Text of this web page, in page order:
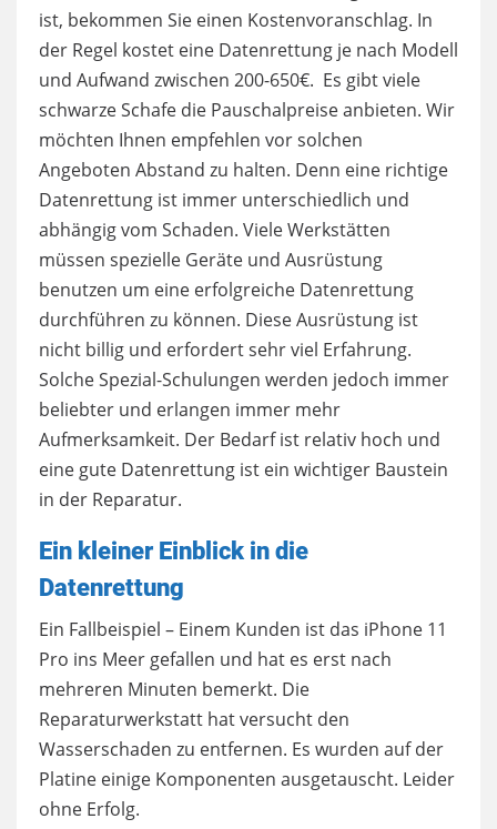
ist, bekommen Sie einen Kostenvoranschlag. In
der Regel kostet eine Datenrettung je nach Modell
und Aufwand zwischen 200-650€. Es gibt viele
schwarze Schafe die Pauschalpreise anbieten. Wir
möchten Ihnen empfehlen vor solchen
Angeboten Abstand zu halten. Denn eine richtige
Datenrettung ist immer unterschiedlich und
abhängig vom Schaden. Viele Werkstätten
müssen spezielle Geräte und Ausrüstung
benutzen um eine erfolgreiche Datenrettung
durchführen zu können. Diese Ausrüstung ist
nicht billig und erfordert sehr viel Erfahrung.
Solche Spezial-Schulungen werden jedoch immer
beliebter und erlangen immer mehr
Aufmerksamkeit. Der Bedarf ist relativ hoch und
eine gute Datenrettung ist ein wichtiger Baustein
in der Reparatur.
Ein kleiner Einblick in die
Datenrettung
Ein Fallbeispiel – Einem Kunden ist das iPhone 11
Pro ins Meer gefallen und hat es erst nach
mehreren Minuten bemerkt. Die
Reparaturwerkstatt hat versucht den
Wasserschaden zu entfernen. Es wurden auf der
Platine einige Komponenten ausgetauscht. Leider
ohne Erfolg.